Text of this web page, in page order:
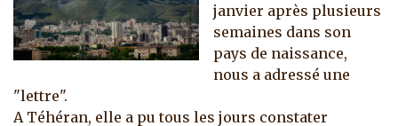
janvier après plusieurs
semaines dans son
pays de naissance,
nous a adressé une
"lettre".
A Téhéran, elle a pu tous les jours constater